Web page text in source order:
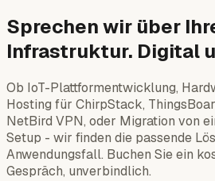
Sprechen wir über
Infrastruktur. Digital
Ob IoT-Plattformentwicklung,
Hosting für ChirpStack,
NetBird VPN, oder Migration von
Setup - wir finden die passende
Anwendungsfall. Buchen Sie ein
Gespräch, unverbindlich.